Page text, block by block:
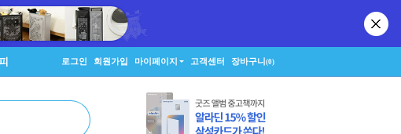
로그인 회원가입 마이페이지 고객센터 장바구니(0)